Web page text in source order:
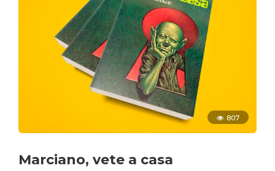
807
Marciano, vete a casa